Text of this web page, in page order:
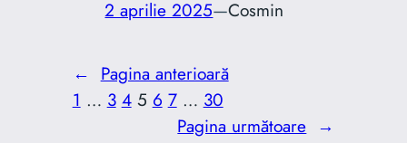
2 aprilie 2025—Cosmin
← Pagina anterioară
1 … 3 4 5 6 7 … 30
Pagina următoare →